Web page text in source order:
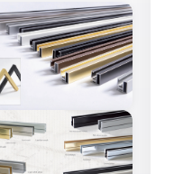
FIXATION DU